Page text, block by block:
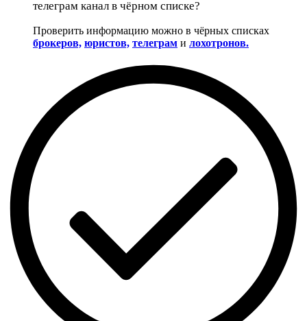
телеграм канал в чёрном списке?
Проверить информацию можно в чёрных списках
брокеров, юристов, телеграм и лохотронов.